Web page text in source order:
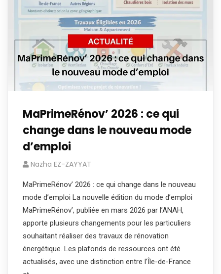
MaPrimeRénov’ 2026 : ce qui
change dans le nouveau mode
d’emploi
Nazha EZ-ZAYYAT
MaPrimeRénov’ 2026 : ce qui change dans le nouveau
mode d’emploi La nouvelle édition du mode d’emploi
MaPrimeRénov’, publiée en mars 2026 par l’ANAH,
apporte plusieurs changements pour les particuliers
souhaitant réaliser des travaux de rénovation
énergétique. Les plafonds de ressources ont été
actualisés, avec une distinction entre l’Île-de-France